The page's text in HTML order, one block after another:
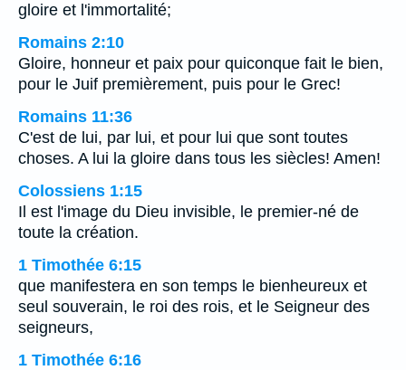
gloire et l'immortalité;
Romains 2:10
Gloire, honneur et paix pour quiconque fait le bien,
pour le Juif premièrement, puis pour le Grec!
Romains 11:36
C'est de lui, par lui, et pour lui que sont toutes
choses. A lui la gloire dans tous les siècles! Amen!
Colossiens 1:15
Il est l'image du Dieu invisible, le premier-né de
toute la création.
1 Timothée 6:15
que manifestera en son temps le bienheureux et
seul souverain, le roi des rois, et le Seigneur des
seigneurs,
1 Timothée 6:16